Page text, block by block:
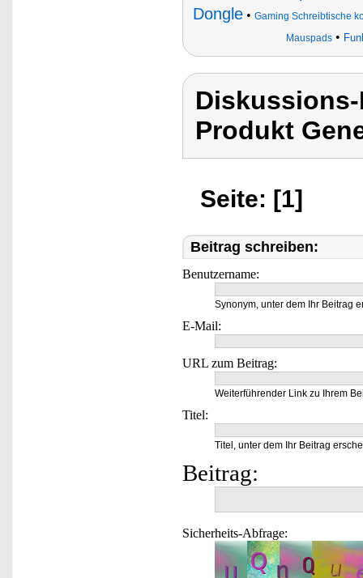
Dongle• Gaming Schreibtische
Mauspads•
Produkt
Seite: [1]
Beitrag schreiben:
Benutzername:
Synonym, unter dem Ihr Beitrag
E-Mail:
URL zum Beitrag:
Weiterführender Link zu Ihrem
Titel:
Titel, unter dem Ihr Beitrag
Beitrag:
Sicherheits-Abfrage: